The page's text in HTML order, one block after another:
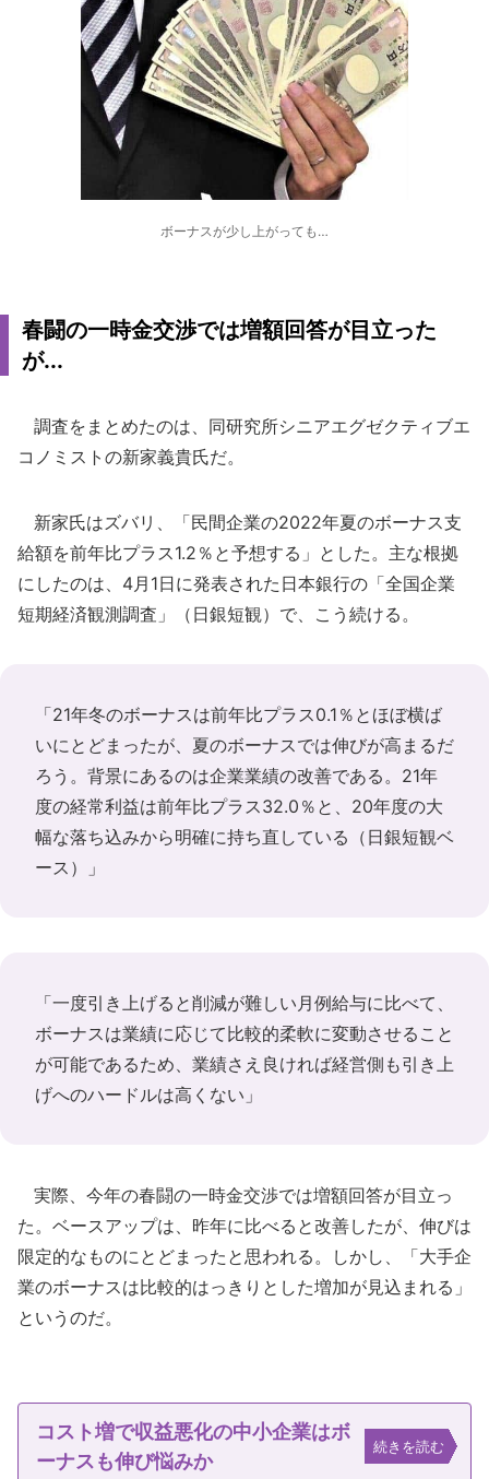
ボーナスが少し上がっても…
春闘の一時金交渉では増額回答が目立った
が...
調査をまとめたのは、同研究所シニアエグゼクティブエ
コノミストの新家義貴氏だ。
新家氏はズバリ、「民間企業の2022年夏のボーナス支
給額を前年比プラス1.2％と予想する」とした。主な根拠
にしたのは、4月1日に発表された日本銀行の「全国企業
短期経済観測調査」（日銀短観）で、こう続ける。
「21年冬のボーナスは前年比プラス0.1％とほぼ横ば
いにとどまったが、夏のボーナスでは伸びが高まるだ
ろう。背景にあるのは企業業績の改善である。21年
度の経常利益は前年比プラス32.0％と、20年度の大
幅な落ち込みから明確に持ち直している（日銀短観ベ
ース）」
「一度引き上げると削減が難しい月例給与に比べて、
ボーナスは業績に応じて比較的柔軟に変動させること
が可能であるため、業績さえ良ければ経営側も引き上
げへのハードルは高くない」
実際、今年の春闘の一時金交渉では増額回答が目立っ
た。ベースアップは、昨年に比べると改善したが、伸びは
限定的なものにとどまったと思われる。しかし、「大手企
業のボーナスは比較的はっきりとした増加が見込まれる」
というのだ。
コスト増で収益悪化の中小企業はボ
ーナスも伸び悩みか
続きを読む